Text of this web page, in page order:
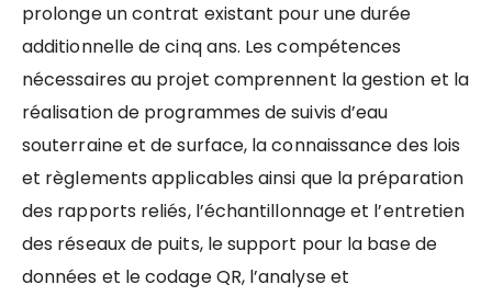
prolonge un contrat existant pour une durée
additionnelle de cinq ans. Les compétences
nécessaires au projet comprennent la gestion et la
réalisation de programmes de suivis d’eau
souterraine et de surface, la connaissance des lois
et règlements applicables ainsi que la préparation
des rapports reliés, l’échantillonnage et l’entretien
des réseaux de puits, le support pour la base de
données et le codage QR, l’analyse et